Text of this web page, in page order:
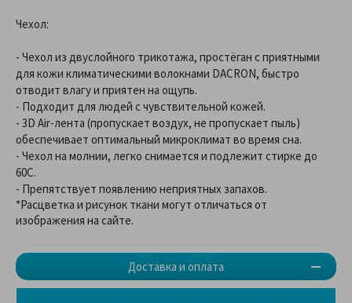
Доставка и оплата
Чехол:
- Чехол из двуслойного трикотажа, простёган с приятными
для кожи климатическими волокнами DACRON, быстро
отводит влагу и приятен на ощупь.
- Подходит для людей с чувствительной кожей.
- 3D Air-лента (пропускает воздух, не пропускает пыль)
обеспечивает оптимальный микроклимат во время сна.
- Чехол на молнии, легко снимается и подлежит стирке до
60С.
- Препятствует появлению неприятных запахов.
*Расцветка и рисунок ткани могут отличаться от
изображения на сайте.